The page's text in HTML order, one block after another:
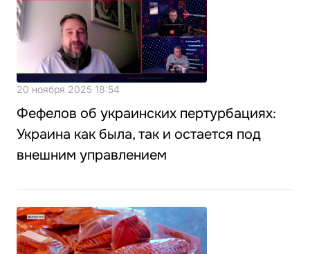
20 ноября 2025 18:54
Фефелов об украинских пертурбациях:
Украина как была, так и остается под
внешним управлением